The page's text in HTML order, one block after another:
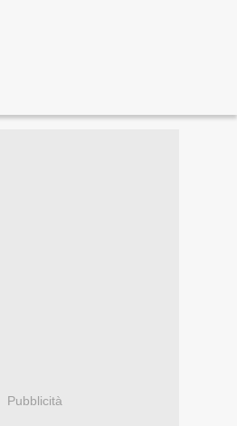
Pubblicità